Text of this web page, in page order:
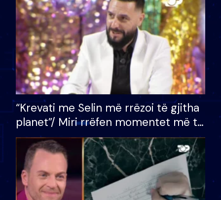
“Krevati me Selin më rrëzoi të gjitha
planet”/ Miri rrëfen momentet më të
bukura në shtëpinë e BB VIP: Do më
mungojë zilja e mëngjesit kur…